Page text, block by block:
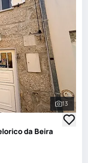
Ver
13
da Beira